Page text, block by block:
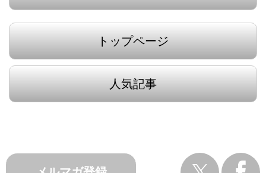
トップページ
人気記事